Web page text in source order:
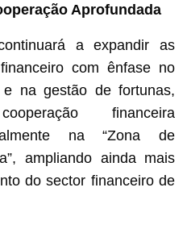
Aprofundada
a expandir as
com ênfase no
na gestão de fortunas,
financeira
na “Zona de
ampliando ainda mais
do sector financeiro de